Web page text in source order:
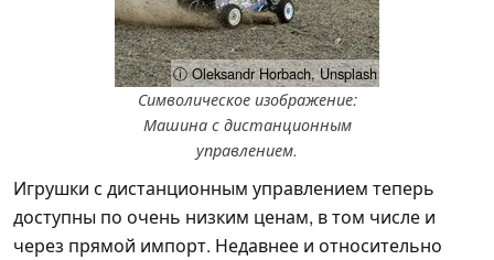
ⓘ Oleksandr Horbach, Unsplash
Символическое изображение:
Машина с дистанционным
управлением.
Игрушки с дистанционным управлением теперь
доступны по очень низким ценам, в том числе и
через прямой импорт. Недавнее и относительно